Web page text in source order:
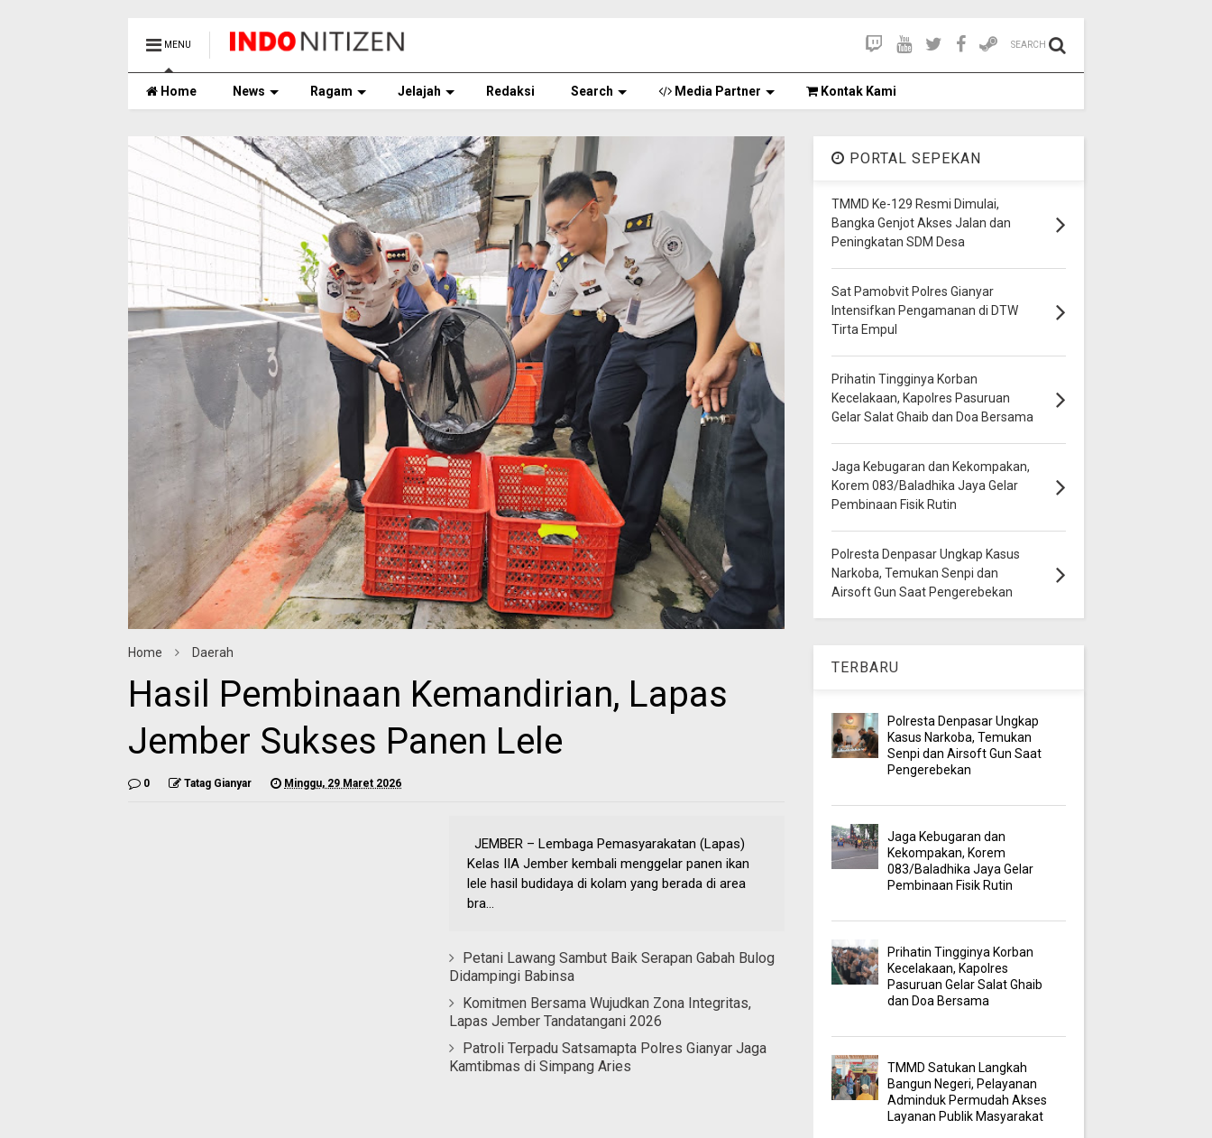
MENU SEARCH
Home News Ragam Jelajah Redaksi Search Media Partner Kontak Kami
Home Daerah
Hasil Pembinaan Kemandirian, Lapas
Jember Sukses Panen Lele
0 Tatag Gianyar Minggu, 29 Maret 2026
JEMBER – Lembaga Pemasyarakatan (Lapas)
Kelas IIA Jember kembali menggelar panen ikan
lele hasil budidaya di kolam yang berada di area
bra...
Petani Lawang Sambut Baik Serapan Gabah Bulog
Didampingi Babinsa
Komitmen Bersama Wujudkan Zona Integritas,
Lapas Jember Tandatangani 2026
Patroli Terpadu Satsamapta Polres Gianyar Jaga
Kamtibmas di Simpang Aries
PORTAL SEPEKAN
TMMD Ke-129 Resmi Dimulai,
Bangka Genjot Akses Jalan dan
Peningkatan SDM Desa
Sat Pamobvit Polres Gianyar
Intensifkan Pengamanan di DTW
Tirta Empul
Prihatin Tingginya Korban
Kecelakaan, Kapolres Pasuruan
Gelar Salat Ghaib dan Doa Bersama
Jaga Kebugaran dan Kekompakan,
Korem 083/Baladhika Jaya Gelar
Pembinaan Fisik Rutin
Polresta Denpasar Ungkap Kasus
Narkoba, Temukan Senpi dan
Airsoft Gun Saat Pengerebekan
TERBARU
Polresta Denpasar Ungkap
Kasus Narkoba, Temukan
Senpi dan Airsoft Gun Saat
Pengerebekan
Jaga Kebugaran dan
Kekompakan, Korem
083/Baladhika Jaya Gelar
Pembinaan Fisik Rutin
Prihatin Tingginya Korban
Kecelakaan, Kapolres
Pasuruan Gelar Salat Ghaib
dan Doa Bersama
TMMD Satukan Langkah
Bangun Negeri, Pelayanan
Adminduk Permudah Akses
Layanan Publik Masyarakat